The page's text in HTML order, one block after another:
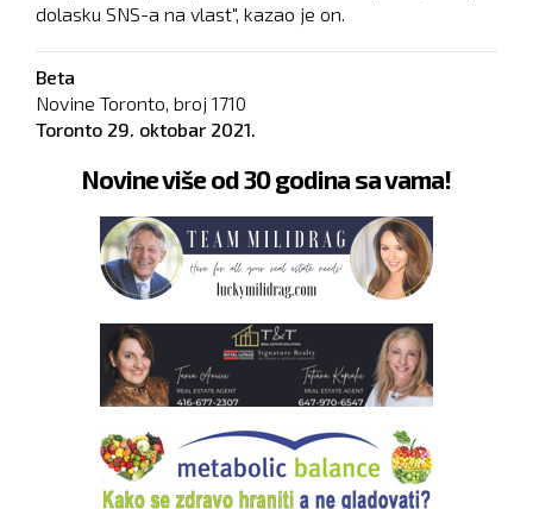
dolasku SNS-a na vlast", kazao je on.
Beta
Novine Toronto, broj 1710
Toronto 29. oktobar 2021.
Novine više od 30 godina sa vama!